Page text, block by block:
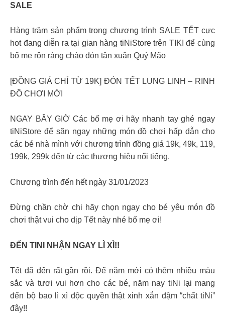
SALE ​
Hàng trăm sản phẩm trong chương trình SALE TẾT cực
hot đang diễn ra tại gian hàng tiNiStore trên TIKI để cùng
bố mẹ rộn ràng chào đón tân xuân Quý Mão ​
[ĐỒNG GIÁ CHỈ TỪ 19K] ĐÓN TẾT LUNG LINH – RINH
ĐỒ CHƠI MỚI​
NGAY BÂY GIỜ Các bố mẹ ơi hãy nhanh tay ghé ngay
tiNiStore để săn ngay những món đồ chơi hấp dẫn cho
các bé nhà mình với chương trình đồng giá 19k, 49k, 119,
199k, 299k đến từ các thương hiệu nổi tiếng.
Chương trình đến hết ngày 31/01/2023
Đừng chần chờ chi hãy chọn ngay cho bé yêu món đồ
chơi thật vui cho dịp Tết này nhé bố mẹ ơi! ​
ĐẾN TINI NHẬN NGAY LÌ XÌ!!
Tết đã đến rất gần rồi. Để năm mới có thêm nhiều màu
sắc và tươi vui hơn cho các bé, năm nay tiNi lại mang
đến bộ bao lì xì độc quyền thật xinh xắn đậm “chất tiNi”
đây!!